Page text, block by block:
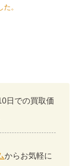
。
日での買取価
からお気軽に